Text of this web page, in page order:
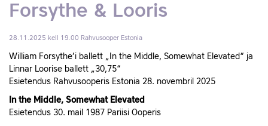
Forsythe & Looris
28.11.2025 kell 19.00 Rahvusooper Estonia
William Forsythe’i ballett „In the Middle, Somewhat Elevated“ ja
Linnar Loorise ballett „30,75“
Esietendus Rahvusooperis Estonia 28. novembril 2025
In the Middle, Somewhat Elevated
Esietendus 30. mail 1987 Pariisi Ooperis